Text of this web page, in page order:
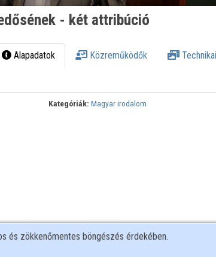
- két attribúció
Alapadatok Közreműködők
Kategóriák: Magyar irodalom
és zökkenőmentes böngészés érdekében.